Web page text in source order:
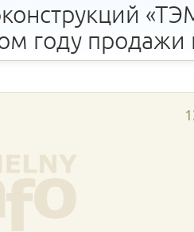
году продажи